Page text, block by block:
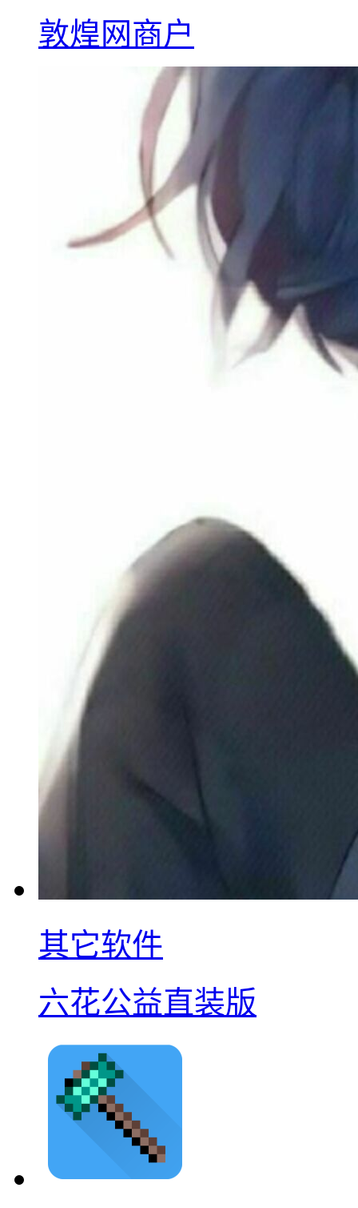
敦煌网商户
其它软件
六花公益直装版